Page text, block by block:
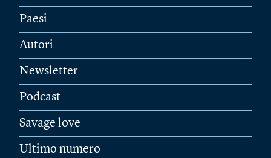
Paesi
Autori
Newsletter
Podcast
Savage love
Ultimo numero